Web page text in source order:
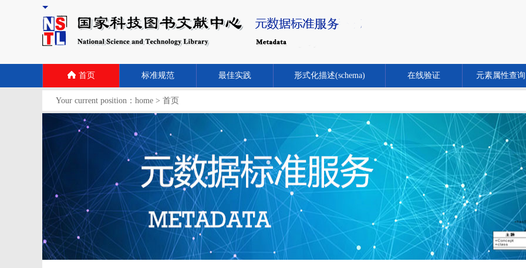
首页 标准规范 最佳实践 形式化描述(schema) 在线验证 元素属性查询
Your current position： home > 首页